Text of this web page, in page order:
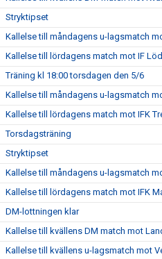
Stryktipset
Kallelse till måndagens u-lagsmatch
Kallelse till lördagens match mot IF
Träning kl 18:00 torsdagen den 5/6
Kallelse till måndagens u-lagsmatch
Kallelse till lördagens match mot IFK
Torsdagsträning
Stryktipset
Kallelse till måndagens u-lagsmatch
Kallelse till lördagens match mot IFK
DM-lottningen klar
Kallelse till kvällens DM match mot
Kallelse till kvällens u-lagsmatch mot